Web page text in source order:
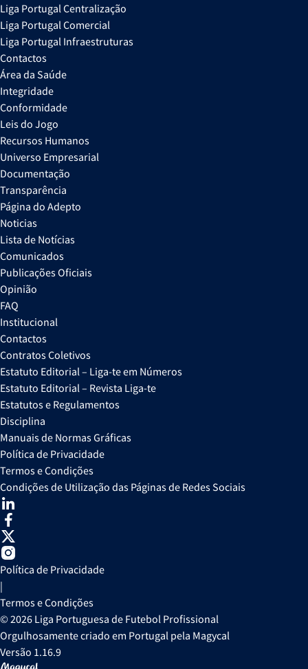
Liga Portugal Centralização
Liga Portugal Comercial
Liga Portugal Infraestruturas
Contactos
Área da Saúde
Integridade
Conformidade
Leis do Jogo
Recursos Humanos
Universo Empresarial
Documentação
Transparência
Página do Adepto
Noticias
Lista de Notícias
Comunicados
Publicações Oficiais
Opinião
FAQ
Institucional
Contactos
Contratos Coletivos
Estatuto Editorial – Liga-te em Números
Estatuto Editorial – Revista Liga-te
Estatutos e Regulamentos
Disciplina
Manuais de Normas Gráficas
Política de Privacidade
Termos e Condições
Condições de Utilização das Páginas de Redes Sociais
Política de Privacidade
|
Termos e Condições
© 2026 Liga Portuguesa de Futebol Profissional
Orgulhosamente criado em Portugal pela Magycal
Versão 1.16.9